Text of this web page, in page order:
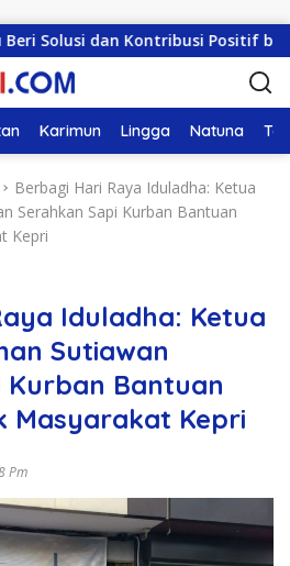
dan Kontribusi Positif bagi
Karimun Lingga Natuna
Berbagi Hari Raya Iduladha: Ketua
Serahkan Sapi Kurban Bantuan
Kepri
Iduladha: Ketua
Sutiawan
Kurban Bantuan
Masyarakat Kepri
Pm